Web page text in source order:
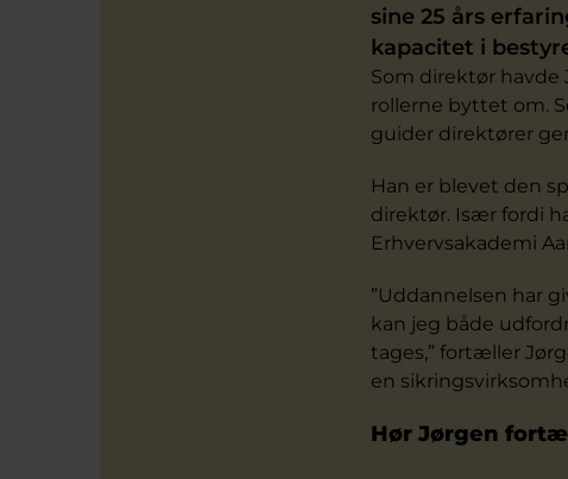
sine 25 års
kapacitet i
Som direktør havde
rollerne byttet om.
guider direktører
Han er blevet den
direktør. Især fordi
Erhvervsakademi
”Uddannelsen har
kan jeg både
tages,” fortæller
en
Hør Jørgen